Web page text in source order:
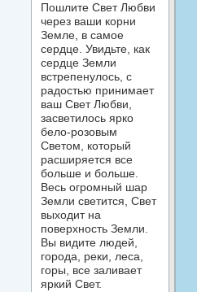
Пошлите Свет Любви
через ваши корни
Земле, в самое
сердце. Увидьте, как
сердце Земли
встрепенулось, с
радостью принимает
ваш Свет Любви,
засветилось ярко
бело-розовым
Светом, который
расширяется все
больше и больше.
Весь огромный шар
Земли светится, Свет
выходит на
поверхность Земли.
Вы видите людей,
города, реки, леса,
горы, все заливает
яркий Свет.